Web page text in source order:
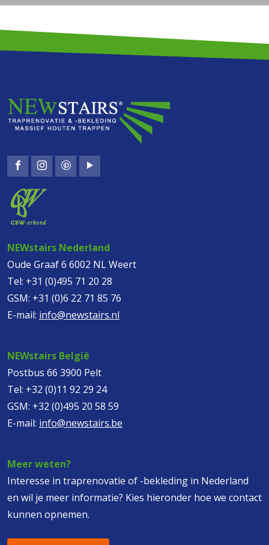
NEWstairs Nederland
Oude Graaf 6 6002 NL Weert
Tel: +31 (0)495 71 20 28
GSM: +31 (0)6 22 71 85 76
E-mail: info@newstairs.nl
NEWstairs België
Postbus 66 3900 Pelt
Tel: +32 (0)11 92 29 24
GSM: +32 (0)495 20 58 59
E-mail: info@newstairs.be
Meer weten?
Interesse in traprenovatie of -bekleding in Nederland
en wil je meer informatie? Kies hieronder hoe we contact
kunnen opnemen.